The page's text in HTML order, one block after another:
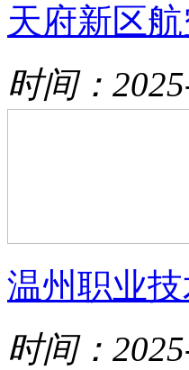
天府新区
时间：
温州职业
时间：